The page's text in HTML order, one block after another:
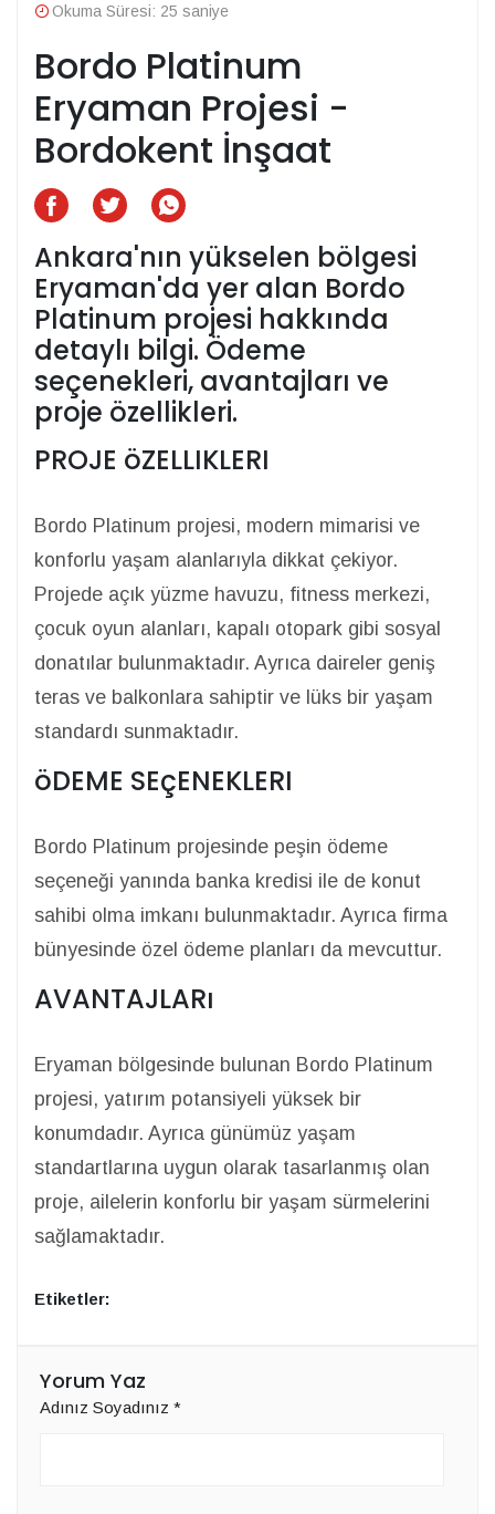
Okuma Süresi: 25 saniye
Bordo Platinum
Eryaman Projesi -
Bordokent İnşaat
Ankara'nın yükselen bölgesi
Eryaman'da yer alan Bordo
Platinum projesi hakkında
detaylı bilgi. Ödeme
seçenekleri, avantajları ve
proje özellikleri.
PROJE öZELLIKLERI
Bordo Platinum projesi, modern mimarisi ve
konforlu yaşam alanlarıyla dikkat çekiyor.
Projede açık yüzme havuzu, fitness merkezi,
çocuk oyun alanları, kapalı otopark gibi sosyal
donatılar bulunmaktadır. Ayrıca daireler geniş
teras ve balkonlara sahiptir ve lüks bir yaşam
standardı sunmaktadır.
öDEME SEçENEKLERI
Bordo Platinum projesinde peşin ödeme
seçeneği yanında banka kredisi ile de konut
sahibi olma imkanı bulunmaktadır. Ayrıca firma
bünyesinde özel ödeme planları da mevcuttur.
AVANTAJLARı
Eryaman bölgesinde bulunan Bordo Platinum
projesi, yatırım potansiyeli yüksek bir
konumdadır. Ayrıca günümüz yaşam
standartlarına uygun olarak tasarlanmış olan
proje, ailelerin konforlu bir yaşam sürmelerini
sağlamaktadır.
Etiketler:
Yorum Yaz
Adınız Soyadınız *